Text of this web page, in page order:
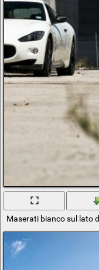
Maserati bianco sul lato